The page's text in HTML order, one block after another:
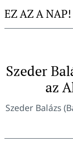
toEZ AZ A
Szeder
az
Szeder Balázs